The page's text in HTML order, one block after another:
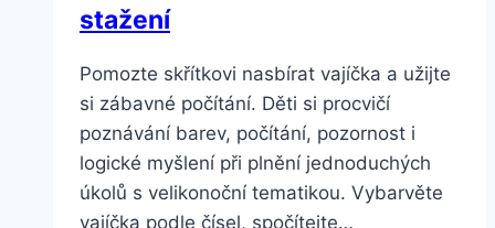
stažení
Pomozte skřítkovi nasbírat vajíčka a užijte
si zábavné počítání. Děti si procvičí
poznávání barev, počítání, pozornost i
logické myšlení při plnění jednoduchých
úkolů s velikonoční tematikou. Vybarvěte
vajíčka podle čísel, spočítejte…